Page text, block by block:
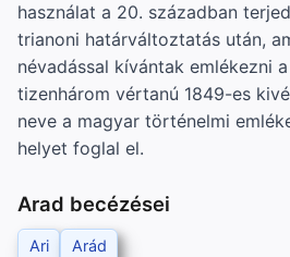
használat a 20. században
trianoni határváltoztatás után,
névadással kívántak emlékezni
tizenhárom vértanú 1849-es
neve a magyar történelmi
helyet foglal el.
Arad becézései
Ari Arád